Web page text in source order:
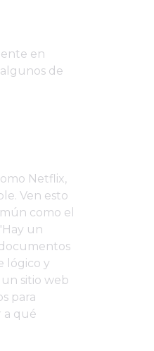
en
de
Netflix,
Ven esto
como el
un
lógico y
sitio web
para
a qué